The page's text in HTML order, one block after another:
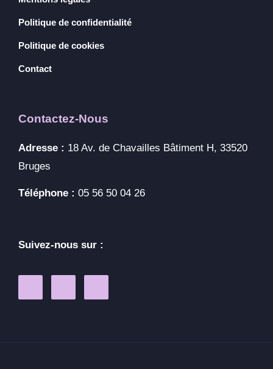
Politique de confidentialité
Politique de cookies
Contact
Contactez-Nous
Adresse : 18 Av. de Chavailles Bâtiment H, 33520
Bruges
Téléphone : 05 56 50 04 26
Suivez-nous sur :